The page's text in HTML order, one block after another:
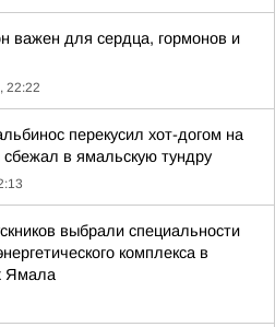
важен для сердца, гормонов и
22:22
перекусил хот-догом на
сбежал в ямальскую тундру
выбрали специальности
комплекса в
Ямала